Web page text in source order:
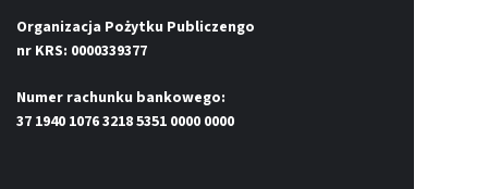
Organizacja Pożytku Publiczengo
nr KRS: 0000339377
Numer rachunku bankowego:
37 1940 1076 3218 5351 0000 0000